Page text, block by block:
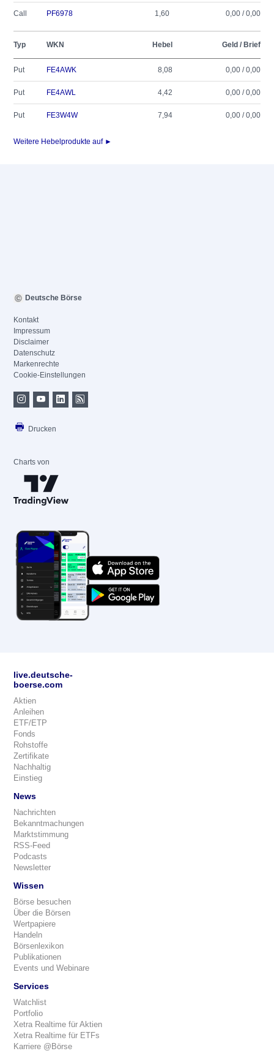
Call PF6978 1,60 0,00 / 0,00
Typ WKN Hebel Geld / Brief
Put FE4AWK 8,08 0,00 / 0,00
Put FE4AWL 4,42 0,00 / 0,00
Put FE3W4W 7,94 0,00 / 0,00
Weitere Hebelprodukte auf ►
Deutsche Börse
Kontakt
Impressum
Disclaimer
Datenschutz
Markenrechte
Cookie-Einstellungen
Drucken
Charts von
live.deutsche-
boerse.com
Aktien
Anleihen
ETF/ETP
Fonds
Rohstoffe
Zertifikate
Nachhaltig
Einstieg
News
Nachrichten
Bekanntmachungen
Marktstimmung
RSS-Feed
Podcasts
Newsletter
Wissen
Börse besuchen
Über die Börsen
Wertpapiere
Handeln
Börsenlexikon
Publikationen
Events und Webinare
Services
Watchlist
Portfolio
Xetra Realtime für Aktien
Xetra Realtime für ETFs
Karriere @Börse